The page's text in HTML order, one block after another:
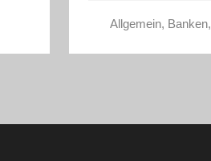
Allgemein, Banken,